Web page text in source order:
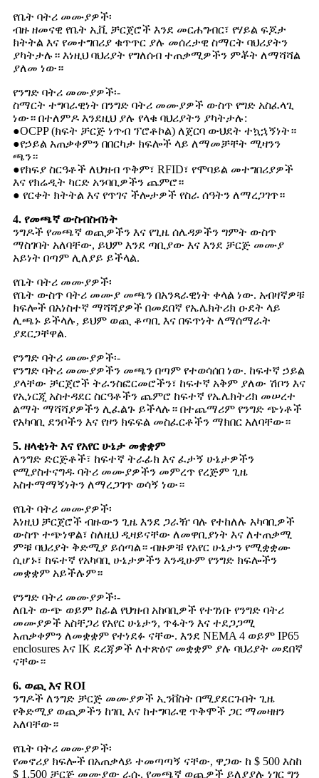
የቤት ባትሪ መሙያዎች፡
ብዙ ዘመናዊ የቤት ኢቪ ቻርጀሮች እንደ መርሐግብር፣ የሃይል ፍጆታ
ክትትል እና የመተግበሪያ ቁጥጥር ያሉ መሰረታዊ ስማርት ባህሪያትን
ያካትታሉ። እነዚህ ባህሪያት የግለሰብ ተጠቃሚዎችን ምቾት ለማሻሻል
ያለመ ነው።
የንግድ ባትሪ መሙያዎች፡-
ስማርት ተግባራዊነት በንግድ ባትሪ መሙያዎች ውስጥ የግድ አስፈላጊ
ነው። በተለምዶ እንደዚህ ያሉ የላቁ ባህሪያትን ያካትታሉ:
●OCPP (ክፍት ቻርጅ ነጥብ ፕሮቶኮል) ለጀርባ ውህደት ተኳኋኝነት።
●የኃይል አጠቃቀምን በበርካታ ክፍሎች ላይ ለማመቻቸት ሚዛንን
ጫን።
●የክፍያ ስርዓቶች ለህዝብ ጥቅም፣ RFID፣ የሞባይል መተግበሪያዎች
እና የክሬዲት ካርድ አንባቢዎችን ጨምሮ።
● የርቀት ክትትል እና የጥገና ችሎታዎች የስራ ሰዓትን ለማረጋገጥ።
4. የመጫኛ ውስብስብነት
ንግዶች የመጫኛ ወጪዎችን እና የጊዜ ሰሌዳዎችን ግምት ውስጥ
ማስገባት አለባቸው, ይህም እንደ ጣቢያው እና እንደ ቻርጅ መሙያ
አይነት በጣም ሊለያይ ይችላል.
የቤት ባትሪ መሙያዎች፡
የቤት ውስጥ ባትሪ መሙያ መጫን በአንጻራዊነት ቀላል ነው. አብዛኛዎቹ
ክፍሎች በአነስተኛ ማሻሻያዎች በመደበኛ የኤሌክትሪክ ዑደት ላይ
ሊጫኑ ይችላሉ, ይህም ወጪ ቆጣቢ እና በፍጥነት ለማሰማራት
ያደርጋቸዋል.
የንግድ ባትሪ መሙያዎች፡-
የንግድ ባትሪ መሙያዎችን መጫን በጣም የተወሳሰበ ነው. ከፍተኛ ኃይል
ያላቸው ቻርጀሮች ትራንስፎርመሮችን፣ ከፍተኛ አቅም ያለው ሽቦን እና
የኢነርጂ አስተዳደር ስርዓቶችን ጨምሮ ከፍተኛ የኤሌክትሪክ መሠረተ
ልማት ማሻሻያዎችን ሊፈልጉ ይችላሉ። በተጨማሪም የንግድ ጭነቶች
የአካባቢ ደንቦችን እና የዞን ክፍፍል መስፈርቶችን ማክበር አለባቸው።
5. ዘላቂነት እና የአየር ሁኔታ መቋቋም
ለንግድ ድርጅቶች፣ ከፍተኛ ትራፊክ እና ፈታኝ ሁኔታዎችን
የሚያስተናግዱ ባትሪ መሙያዎችን መምረጥ የረጅም ጊዜ
አስተማማኝነትን ለማረጋገጥ ወሳኝ ነው።
የቤት ባትሪ መሙያዎች፡
እነዚህ ቻርጀሮች ብዙውን ጊዜ እንደ ጋራዥ ባሉ የተከለሉ አካባቢዎች
ውስጥ ተጭነዋል፣ ስለዚህ ዲዛይናቸው ለመዋቢያነት እና ለተጠቃሚ
ምቹ ባህሪያት ቅድሚያ ይሰጣል። ብዙዎቹ የአየር ሁኔታን የሚቋቋሙ
ሲሆኑ፣ ከፍተኛ የአካባቢ ሁኔታዎችን እንዲሁም የንግድ ክፍሎችን
መቋቋም አይችሉም።
የንግድ ባትሪ መሙያዎች፡-
ለቤት ውጭ ወይም ከፊል የህዝብ አከባቢዎች የተገነቡ የንግድ ባትሪ
መሙያዎች አስቸጋሪ የአየር ሁኔታን, ጥፋትን እና ተደጋጋሚ
አጠቃቀምን ለመቋቋም የተነደፉ ናቸው. እንደ NEMA 4 ወይም IP65
enclosures እና IK ደረጃዎች ለተጽዕኖ መቋቋም ያሉ ባህሪያት መደበኛ
ናቸው።
6. ወጪ እና ROI
ንግዶች ለንግድ ቻርጅ መሙያዎች ኢንቨስት በሚያደርጉበት ጊዜ
የቅድሚያ ወጪዎችን ከገቢ እና ከተግባራዊ ጥቅሞች ጋር ማመዛዘን
አለባቸው።
የቤት ባትሪ መሙያዎች፡
የመኖሪያ ክፍሎች በአጠቃላይ ተመጣጣኝ ናቸው, ዋጋው ከ $ 500 እስከ
$ 1,500 ቻርጅ መሙያው ራሱ. የመጫኛ ወጪዎች ይለያያሉ ነገር ግን